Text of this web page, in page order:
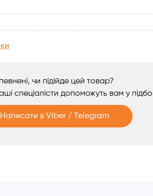
чи підійде цей товар?
спеціалісти допоможуть вам у
в Viber / Telegram